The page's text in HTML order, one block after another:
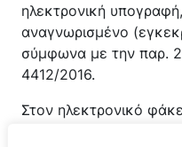
ηλεκτρονική
αναγνωρισμένο
σύμφωνα με την παρ.
4412/2016.
Στον ηλεκτρονικό